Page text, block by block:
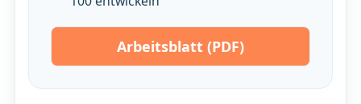
Arbeitsblatt (PDF)